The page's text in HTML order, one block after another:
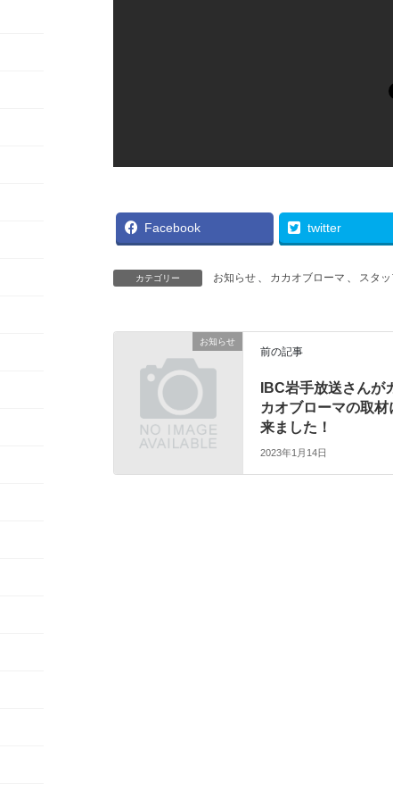
Facebook twitter
カテゴリー お知らせ 、 カカオブローマ 、 スタ
お知らせ
前の記事
IBC岩手放送さんが
カオブローマの取材
来ました！
2023年1月14日